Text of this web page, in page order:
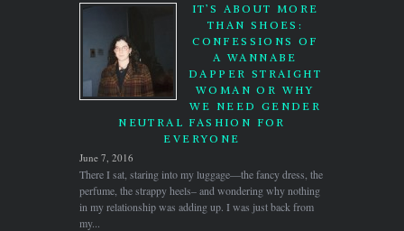
IT’S ABOUT MORE
THAN SHOES:
CONFESSIONS OF
A WANNABE
DAPPER STRAIGHT
WOMAN OR WHY
WE NEED GENDER
NEUTRAL FASHION FOR
EVERYONE
June 7, 2016
There I sat, staring into my luggage—the fancy dress, the
perfume, the strappy heels– and wondering why nothing
in my relationship was adding up. I was just back from
my...